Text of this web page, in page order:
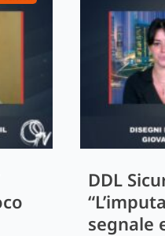
DDL
segnale